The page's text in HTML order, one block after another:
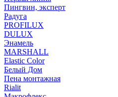
Пингвин, эксперт
Радуга
PROFILUX
DULUX
Энамель
MARSHALL
Elastic Color
Белый Дом
Пена монтажная
Rialit